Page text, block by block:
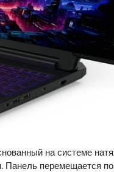
на системе
Панель перемещается по